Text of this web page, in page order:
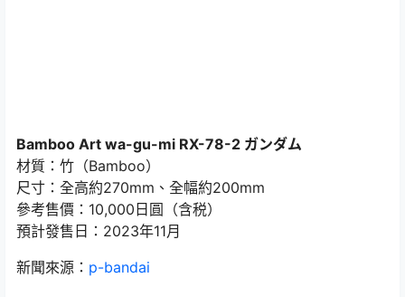
Bamboo Art wa-gu-mi RX-78-2 ガンダム
材質：竹（Bamboo）
尺寸：全高約270mm、全幅約200mm
參考售價：10,000日圓（含税）
預計發售日：2023年11月
新聞來源： p-bandai